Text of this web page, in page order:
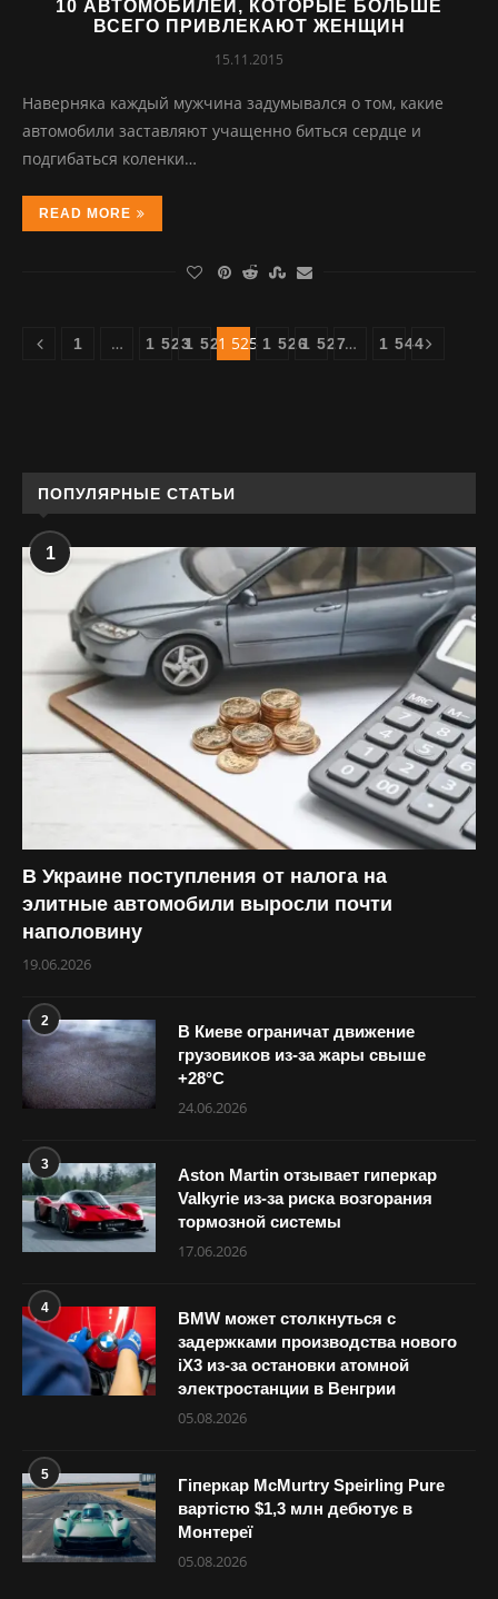
10 АВТОМОБИЛЕЙ, КОТОРЫЕ БОЛЬШЕ
ВСЕГО ПРИВЛЕКАЮТ ЖЕНЩИН
15.11.2015
Наверняка каждый мужчина задумывался о том, какие
автомобили заставляют учащенно биться сердце и
подгибаться коленки…
READ MORE
1 … 1 5231 5241 525 1 5261 527… 1 544
ПОПУЛЯРНЫЕ СТАТЬИ
1
В Украине поступления от налога на
элитные автомобили выросли почти
наполовину
19.06.2026
2
В Киеве ограничат движение
грузовиков из-за жары свыше
+28°С
24.06.2026
3
Aston Martin отзывает гиперкар
Valkyrie из-за риска возгорания
тормозной системы
17.06.2026
4
BMW может столкнуться с
задержками производства нового
iX3 из-за остановки атомной
электростанции в Венгрии
05.08.2026
5
Гіперкар McMurtry Speirling Pure
вартістю $1,3 млн дебютує в
Монтереї
05.08.2026